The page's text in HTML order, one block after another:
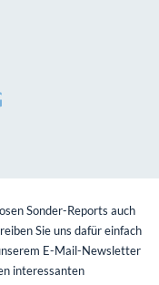
Sonder-Reports auch
Sie uns dafür einfach
E-Mail-Newsletter
interessanten